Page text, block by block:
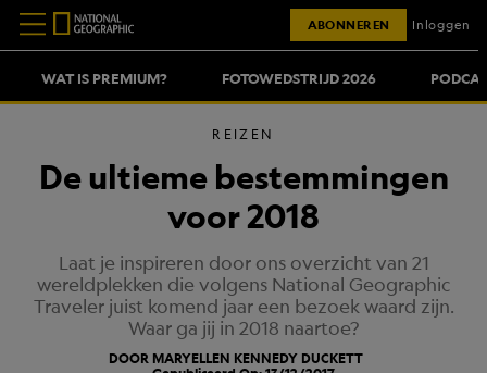
WAT IS PREMIUM? FOTOWEDSTRIJD 2026
ABONNEREN Inloggen
REIZEN
De ultieme bestemmingen
voor 2018
Laat je inspireren door ons overzicht van 21
wereldplekken die volgens National Geographic
Traveler juist komend jaar een bezoek waard zijn.
Waar ga jij in 2018 naartoe?
DOOR MARYELLEN KENNEDY DUCKETT